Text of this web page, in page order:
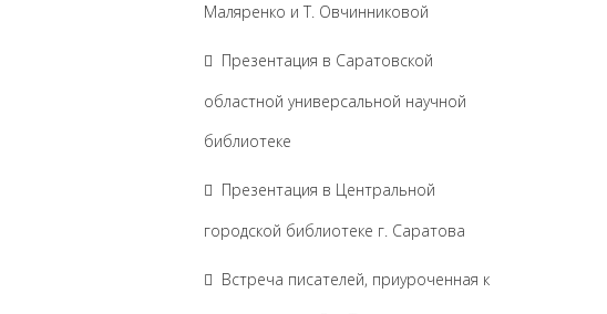
Маляренко и Т. Овчинниковой
Презентация в Саратовской
областной универсальной научной
библиотеке
Презентация в Центральной
городской библиотеке г. Саратова
Встреча писателей, приуроченная к